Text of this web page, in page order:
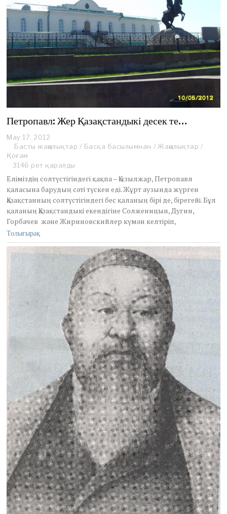
Петропавл: Жер Қазақстандыкі десек те…
May 17, 2012
a
1
,
2
0
1
2
Басты жаңалықтар / Басқа басылымнан / Жаңалықтар /
Қоғам
3146 рет қаралды
Еліміздің солтүстігіндегі қақпа – Қызылжар, Петропавл
қаласына барудың сәті түскен еді. Жұрт аузында жүрген
Қазақстанның солтүстігіндегі бес қаланың бірі де, бірегейі. Бұл
қаланың Қазақстандыкі екендігіне Солженицын, Дугин,
Горбачев және Жириновскийлер күмән келтіріп,
Толығырақ